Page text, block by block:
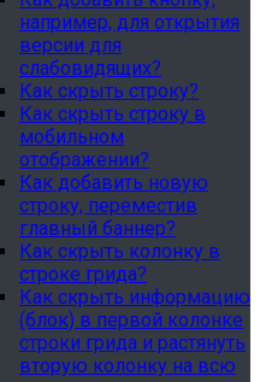
например, для открытия
версии для
слабовидящих?
Как скрыть строку?
Как скрыть строку в
мобильном
отображении?
Как добавить новую
строку, переместив
главный баннер?
Как скрыть колонку в
строке грида?
Как скрыть информацию
(блок) в первой колонке
строки грида и растянуть
вторую колонку на всю